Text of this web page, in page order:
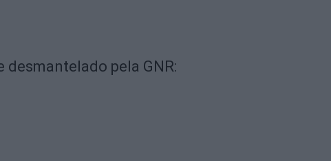
desmantelado pela GNR: